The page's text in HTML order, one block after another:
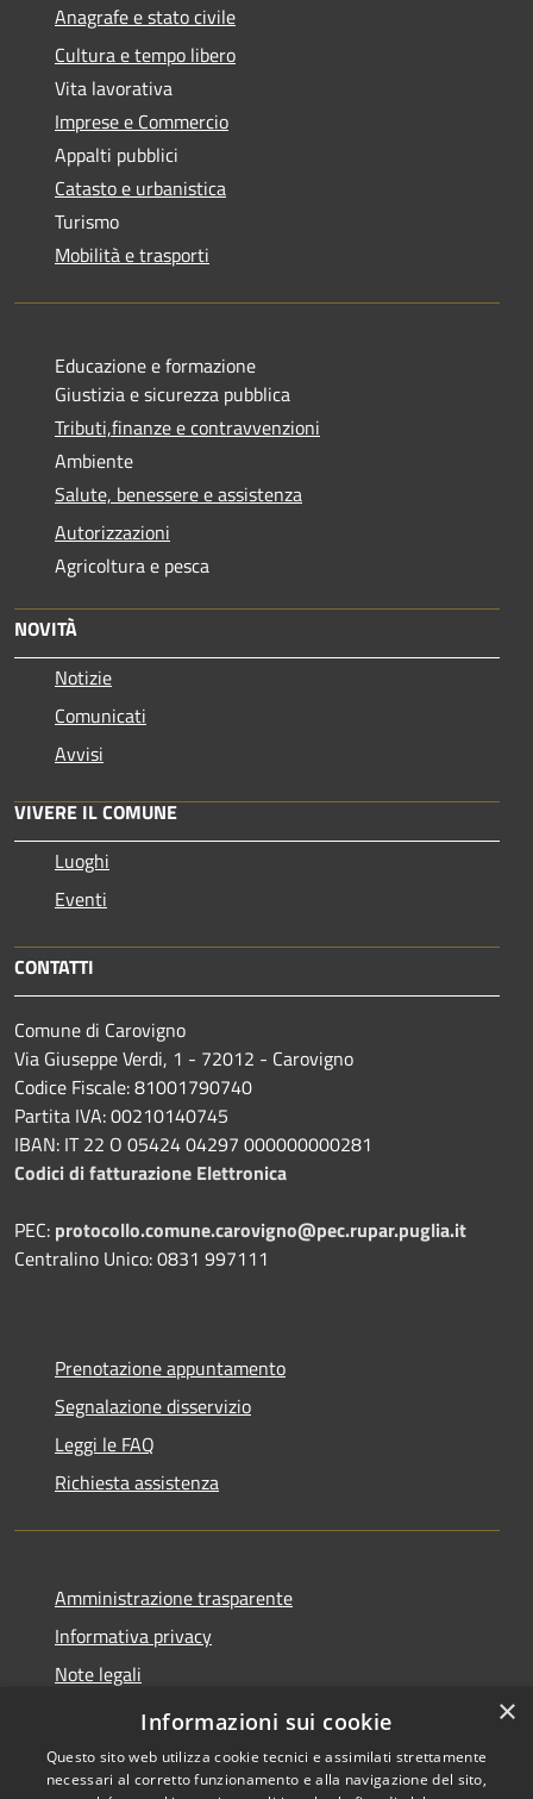
Anagrafe e stato civile
Cultura e tempo libero
Vita lavorativa
Imprese e Commercio
Appalti pubblici
Catasto e urbanistica
Turismo
Mobilità e trasporti
Educazione e formazione
Giustizia e sicurezza pubblica
Tributi,finanze e contravvenzioni
Ambiente
Salute, benessere e assistenza
Autorizzazioni
Agricoltura e pesca
NOVITÀ
Notizie
Comunicati
Avvisi
VIVERE IL COMUNE
Luoghi
Eventi
CONTATTI
Comune di Carovigno
Via Giuseppe Verdi, 1 - 72012 - Carovigno
Codice Fiscale: 81001790740
Partita IVA: 00210140745
IBAN: IT 22 O 05424 04297 000000000281
Codici di fatturazione Elettronica
PEC: protocollo.comune.carovigno@pec.rupar.puglia.it
Centralino Unico: 0831 997111
Prenotazione appuntamento
Segnalazione disservizio
Leggi le FAQ
Richiesta assistenza
Amministrazione trasparente
Informativa privacy
Note legali
Dichiarazione di accessibilità
×
Informazioni sui cookie
Questo sito web utilizza cookie tecnici e assimilati strettamente
necessari al corretto funzionamento e alla navigazione del sito,